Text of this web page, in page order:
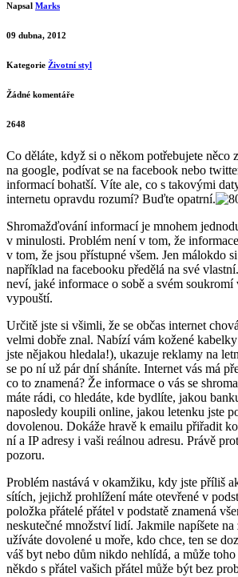
Napsal Marks
09 dubna, 2012
Kategorie Životní styl
Žádné komentáře
2648
Co děláte, když si o někom potřebujete něco
na google, podívat se na facebook nebo
informací bohatší. Víte ale, co s takovými
internetu opravdu rozumí? Buďte opatrní.
Shromažďování informací je mnohem
v minulosti. Problém není v tom, že
v tom, že jsou přístupné všem. Jen málokdo
například na facebooku předělá na své
neví, jaké informace o sobě a svém soukromí
vypouští.
Určitě jste si všimli, že se občas internet
velmi dobře znal. Nabízí vám kožené
jste nějakou hledala!), ukazuje reklamy na
se po ní už pár dní sháníte. Internet vás má
co to znamená? Že informace o vás se
máte rádi, co hledáte, kde bydlíte, jakou
naposledy koupili online, jakou letenku jste
dovolenou. Dokáže hravě k emailu přiřadit
ní a IP adresy i vaši reálnou adresu. Právě
pozoru.
Problém nastává v okamžiku, kdy jste příliš
sítích, jejichž prohlížení máte otevřené v
položka přátelé přátel v podstatě znamená
neskutečné množství lidí. Jakmile napíšete
užíváte dovolené u moře, kdo chce, ten se
váš byt nebo dům nikdo nehlídá, a může
někdo s přátel vašich přátel může být bez